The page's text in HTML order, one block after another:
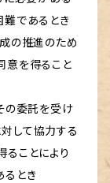
難であるとき
の推進のため
意を得ること
の委託を受け
して協力する
ことにより
とき